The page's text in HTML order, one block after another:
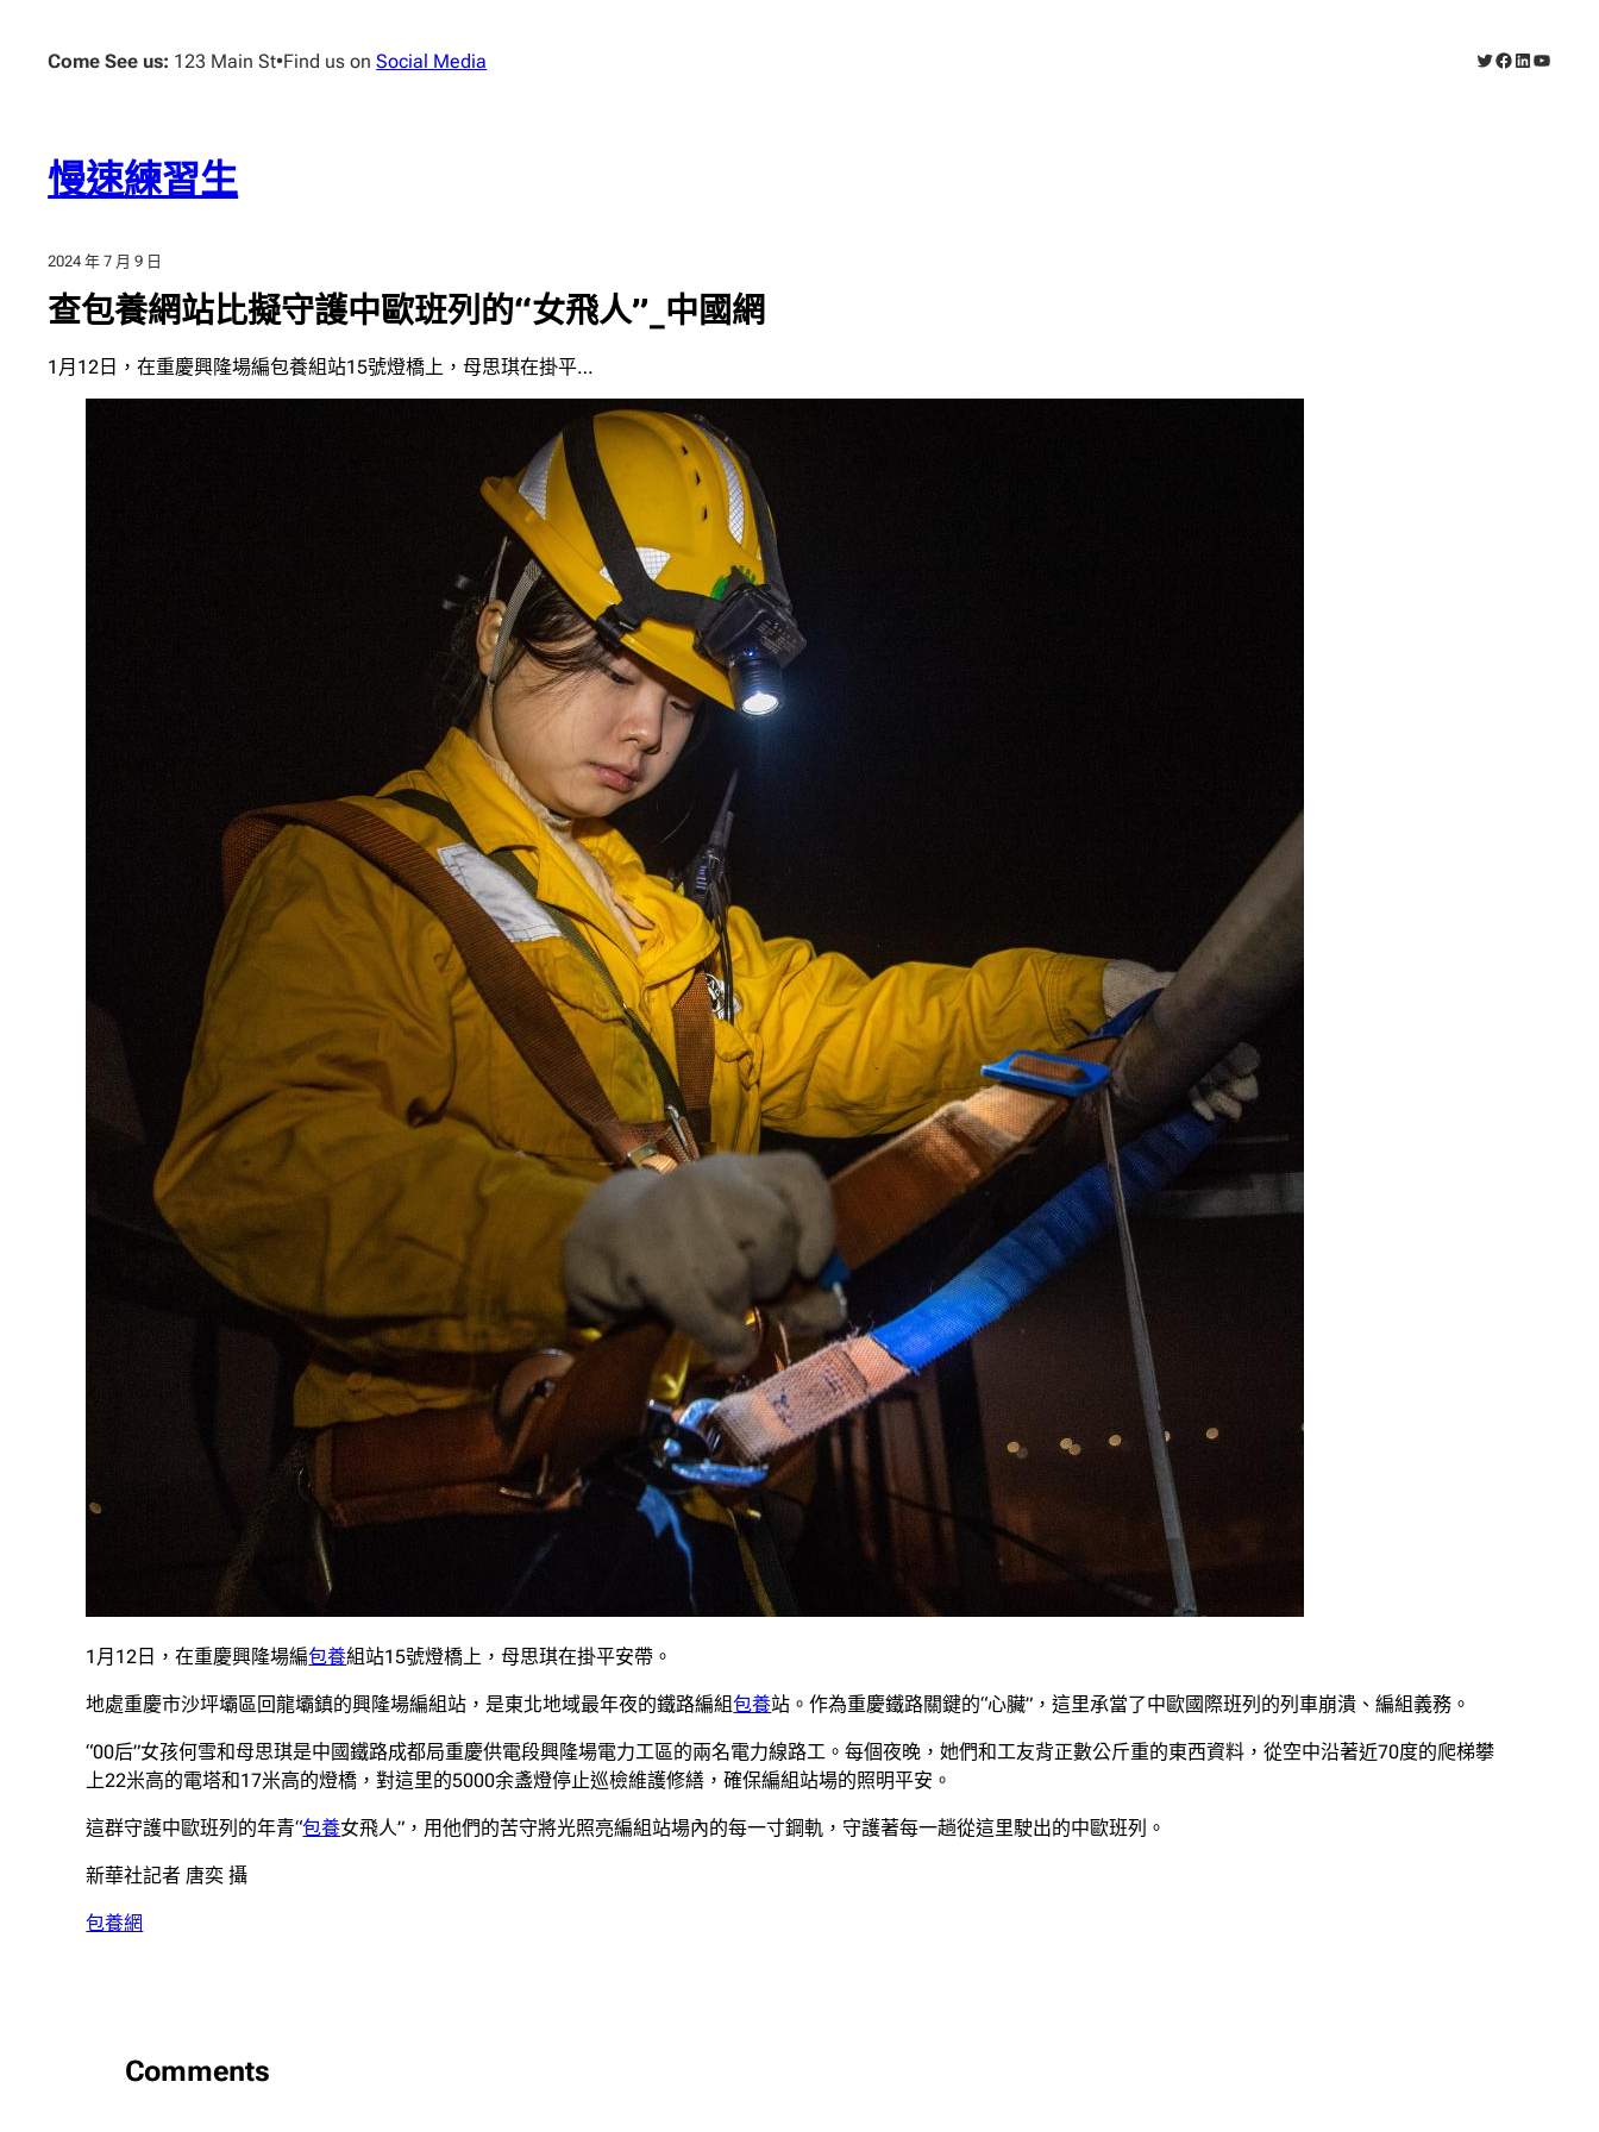
Come See us: 123 Main St•Find us onSocial Media X Facebook
LinkedIn
慢速練習生
2024 年 7 月 9 日
查包養網站比擬守護中歐班列的“女飛人”_中國網
1月12日，在重慶興隆場編包養組站15號燈橋上，母思琪在掛平…
1月12日，在重慶興隆場編包養組站15號燈橋上，母思琪在掛平安帶。
地處重慶市沙坪壩區回龍壩鎮的興隆場編組站，是東北地域最年夜的鐵路編組包養站。作為重慶鐵路關鍵的“心臟”，這里承當了中歐國際班列的列車崩潰、編組義務。
“00后”女孩何雪和母思琪是中國鐵路成都局重慶供電段興隆場電力工區的兩名電力線路工。每個夜晚，她們和工友背正數公斤重的東西資料，從空中沿著近70度的爬梯攀
上22米高的電塔和17米高的燈橋，對這里的5000余盞燈停止巡檢維護修繕，確保編組站場的照明平安。
這群守護中歐班列的年青“包養女飛人”，用他們的苦守將光照亮編組站場內的每一寸鋼軌，守護著每一趟從這里駛出的中歐班列。
新華社記者 唐奕 攝
包養網
Comments